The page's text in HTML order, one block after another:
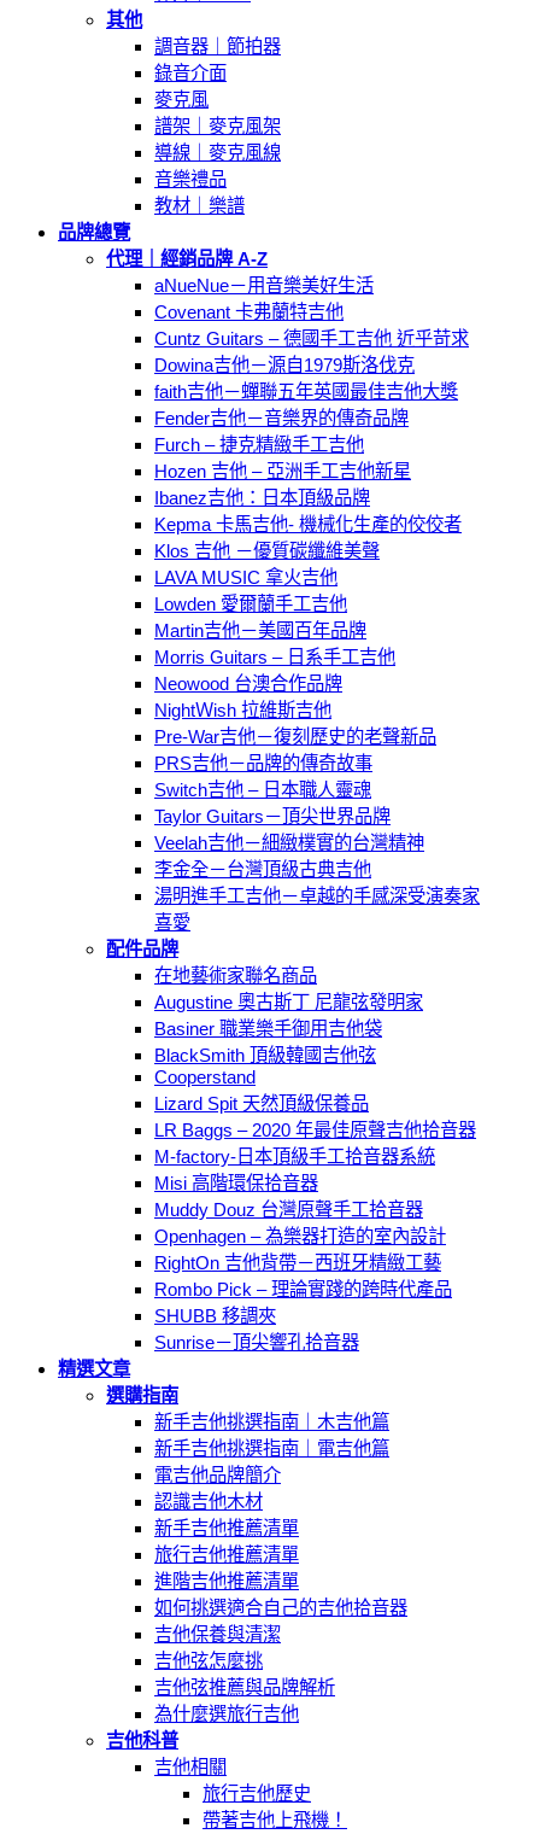
其他
調音器｜節拍器
錄音介面
麥克風
譜架｜麥克風架
導線｜麥克風線
音樂禮品
教材｜樂譜
品牌總覽
代理｜經銷品牌 A-Z
aNueNue－用音樂美好生活
Covenant 卡弗蘭特吉他
Cuntz Guitars – 德國手工吉他 近乎苛求
Dowina吉他－源自1979斯洛伐克
faith吉他－蟬聯五年英國最佳吉他大獎
Fender吉他－音樂界的傳奇品牌
Furch – 捷克精緻手工吉他
Hozen 吉他 – 亞洲手工吉他新星
Ibanez吉他：日本頂級品牌
Kepma 卡馬吉他- 機械化生產的佼佼者
Klos 吉他 －優質碳纖維美聲
LAVA MUSIC 拿火吉他
Lowden 愛爾蘭手工吉他
Martin吉他－美國百年品牌
Morris Guitars – 日系手工吉他
Neowood 台澳合作品牌
NightＷish 拉維斯吉他
Pre-War吉他－復刻歷史的老聲新品
PRS吉他－品牌的傳奇故事
Switch吉他 – 日本職人靈魂
Taylor Guitars－頂尖世界品牌
Veelah吉他－細緻樸實的台灣精神
李金全－台灣頂級古典吉他
湯明進手工吉他－卓越的手感深受演奏家
喜愛
配件品牌
在地藝術家聯名商品
Augustine 奧古斯丁 尼龍弦發明家
Basiner 職業樂手御用吉他袋
BlackSmith 頂級韓國吉他弦
Cooperstand
Lizard Spit 天然頂級保養品
LR Baggs – 2020 年最佳原聲吉他拾音器
M-factory-日本頂級手工拾音器系統
Misi 高階環保拾音器
Muddy Douz 台灣原聲手工拾音器
Openhagen – 為樂器打造的室內設計
RightOn 吉他背帶－西班牙精緻工藝
Rombo Pick – 理論實踐的跨時代產品
SHUBB 移調夾
Sunrise－頂尖響孔拾音器
精選文章
選購指南
新手吉他挑選指南｜木吉他篇
新手吉他挑選指南｜電吉他篇
電吉他品牌簡介
認識吉他木材
新手吉他推薦清單
旅行吉他推薦清單
進階吉他推薦清單
如何挑選適合自己的吉他拾音器
吉他保養與清潔
吉他弦怎麼挑
吉他弦推薦與品牌解析
為什麼選旅行吉他
吉他科普
吉他相關
旅行吉他歷史
帶著吉他上飛機！